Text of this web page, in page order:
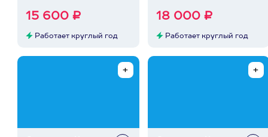
15 600 ₽
Работает круглый год
18 000 ₽
Работает круглый год